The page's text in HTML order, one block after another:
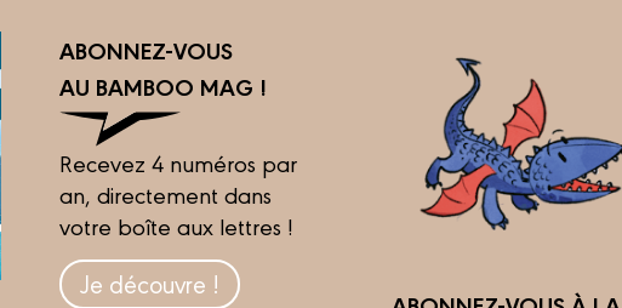
ABONNEZ-VOUS
AU BAMBOO MAG !
Recevez 4 numéros par
an, directement dans
votre boîte aux lettres !
Je découvre !